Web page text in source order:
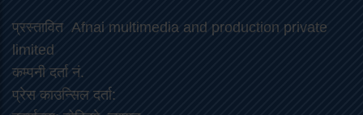
प्रस्तावित Afnai multimedia and production private
limited
कम्पनी दर्ता नं.
प्रेस काउन्सिल दर्ता: